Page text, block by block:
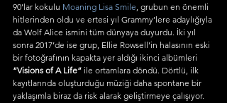
90’lar kokulu Moaning Lisa Smile , grubun en önemli
hitlerinden oldu ve ertesi yıl Grammy’lere adaylığıyla
da Wolf Alice ismini tüm dünyaya duyurdu. İki yıl
sonra 2017’de ise grup, Ellie Rowsell’in halasının eski
bir fotoğrafının kapakta yer aldığı ikinci albümleri
“Visions of A Life” ile ortamlara döndü. Dörtlü, ilk
kayıtlarında oluşturduğu müziği daha spontane bir
yaklaşımla biraz da risk alarak geliştirmeye çalışıyor.